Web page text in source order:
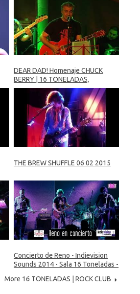
DEAR DAD! Homenaje CHUCK
BERRY | 16 TONELADAS,
VALENCIA
THE BREW SHUFFLE 06 02 2015
Concierto de Reno - Indievision
Sounds 2014 - Sala 16 Toneladas -
More 16 TONELADAS | ROCK CLUB